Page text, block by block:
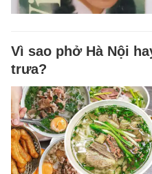
Vì sao phở Hà Nội
trưa?